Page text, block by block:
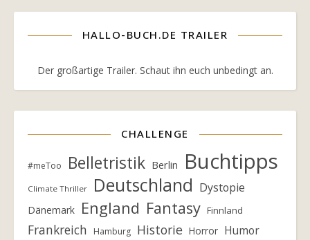
HALLO-BUCH.DE TRAILER
Der großartige Trailer. Schaut ihn euch unbedingt an.
CHALLENGE
#meToo Belletristik Berlin Buchtipps
Climate Thriller Deutschland Dystopie
Dänemark England Fantasy Finnland
Frankreich Hamburg Historie Horror Humor